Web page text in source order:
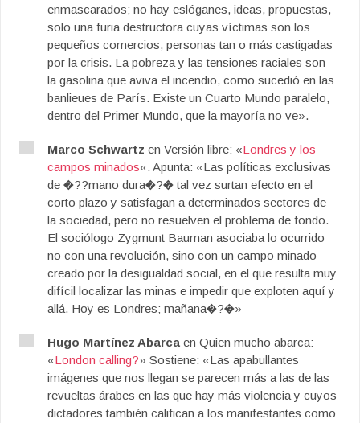
enmascarados; no hay eslóganes, ideas, propuestas,
solo una furia destructora cuyas víctimas son los
pequeños comercios, personas tan o más castigadas
por la crisis. La pobreza y las tensiones raciales son
la gasolina que aviva el incendio, como sucedió en las
banlieues de París. Existe un Cuarto Mundo paralelo,
dentro del Primer Mundo, que la mayoría no ve».
Marco Schwartz en Versión libre: «Londres y los
campos minados«. Apunta: «Las políticas exclusivas
de �??mano dura�?� tal vez surtan efecto en el
corto plazo y satisfagan a determinados sectores de
la sociedad, pero no resuelven el problema de fondo.
El sociólogo Zygmunt Bauman asociaba lo ocurrido
no con una revolución, sino con un campo minado
creado por la desigualdad social, en el que resulta muy
difícil localizar las minas e impedir que exploten aquí y
allá. Hoy es Londres; mañana�?�»
Hugo Martínez Abarca en Quien mucho abarca:
«London calling?» Sostiene: «Las apabullantes
imágenes que nos llegan se parecen más a las de las
revueltas árabes en las que hay más violencia y cuyos
dictadores también califican a los manifestantes como